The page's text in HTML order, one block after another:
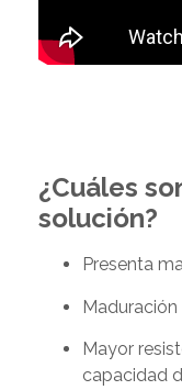
¿Cuáles
solución?
Presenta
Mayor
capacidad